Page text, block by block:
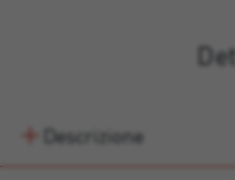
Descrizione